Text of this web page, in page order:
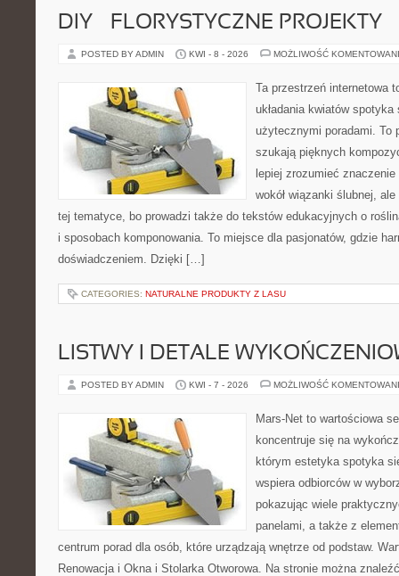
DIY – FLORYSTYCZNE PROJEKTY
POSTED BY ADMIN KWI - 8 - 2026 MOŻLIWOŚĆ
Ta przestrzeń internetowa
układania kwiatów
użytecznymi poradami. To
szukają pięknych
lepiej zrozumieć
wokół wiązanki ślubnej,
tej tematyce, bo prowadzi także do tekstów edukacyjnych o
i sposobach komponowania. To miejsce dla pasjonatów, gdzie
doświadczeniem. Dzięki […]
CATEGORIES: NATURALNE PRODUKTY Z LASU
LISTWY I DETALE
POSTED BY ADMIN KWI - 7 - 2026 MOŻLIWOŚĆ
Mars-Net to wartościowa
koncentruje się na
którym estetyka spotyka
wspiera odbiorców w
pokazując wiele
panelami, a także z
centrum porad dla osób, które urządzają wnętrze od podstaw.
Renowacja i Okna i Stolarka Otworowa. Na stronie można